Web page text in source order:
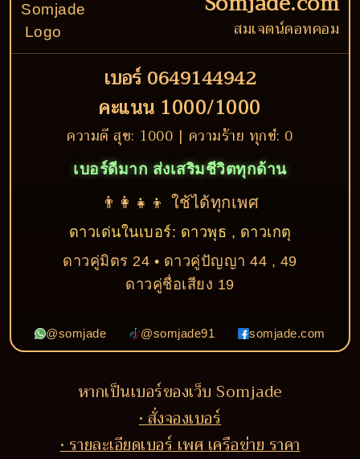
สมเจตน์ดอทคอม
เบอร์ 0649144942
คะแนน 1000/1000
ความดี สุข: 1000 | ความร้าย ทุกข์: 0
เบอร์ดีมาก ส่งเสริมชีวิตทุกด้าน
👨‍👩‍👧‍👦 ใช้ได้ทุกเพศ
ดาวเด่นในเบอร์: ดาวพุธ , ดาวเกตุ
ดาวคู่มิตร 24 • ดาวคู่ปัญญา 44 , 49
ดาวคู่ชื่อเสียง 19
@somjade @somjade91 somjade.com
หากเป็นเบอร์ของเว็บ Somjade
• สั่งจองเบอร์
• รายละเอียดเบอร์ เพศ เครือข่าย ราคา